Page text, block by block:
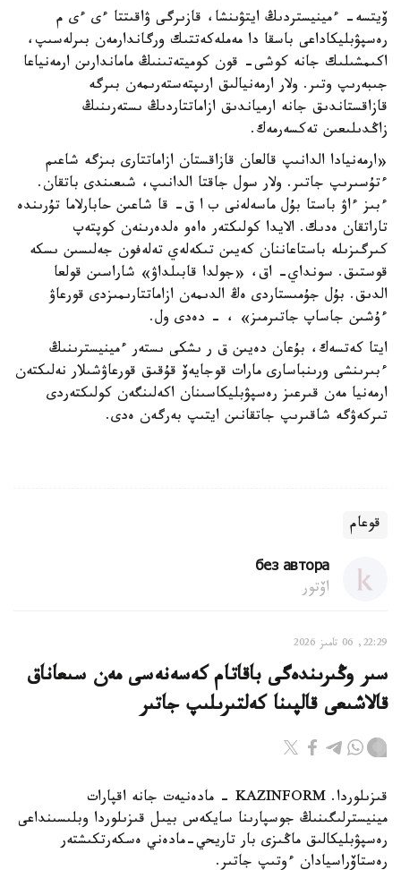
ۆيتسە- ءمينيستردىڭ ايتۋىنشا، قازىرگى ۋاقىتتا ءى ءى م
رەسپۋبليكاداعى باسقا دا مەملەكەتتىك ورگاندارمەن بىرلەسىپ،
اكىمشىلىك جانە كوشى- قون كوميتەتىنىڭ ماماندارىن ارمەنياعا
جىبەرىپ وتىر. ولار ارمەنيالىق ارىپتەستەرىمەن بىرگە
قازاقستاندىق جانە ارمياندىق ازاماتتاردىڭ ىستەرىنىڭ
زاڭدىلىعىن تەكسەرمەك.
«ارمەنيادا الدانىپ قالعان قازاقستان ازاماتتارى بىزگە شاعىم
ءتۇسىرىپ جاتىر. ولار سول جاقتا الدانىپ، شىعىندى باتقان.
ءبىز ءاۋ باستا بۇل ماسەلەنى ب ا ق- قا شاعىن حابارلاما تۇرىندە
تاراتقان ەدىك. الايدا كولىكتەر ەاەو ەلدەرىنەن كوپتەپ
كىرگىزىلە باستاعاننان كەيىن تىكەلەي تەلەفون جەلىسىن ىسكە
قوستىق. سونداي- اق، «جولدا قابىلداۋ» شاراسىن قولعا
الدىق. بۇل جۇمىستاردى ەڭ الدىمەن ازاماتتارىمىزدى قورعاۋ
ءۇشىن جاساپ جاتىرمىز» ، - دەدى ول.
ايتا كەتسەك، بۇعان دەيىن ق ر ىشكى ىستەر ءمينيسترىنىڭ
ءبىرىنشى ورىنباسارى مارات قوجايەۆ قۇقىق قورعاۋشىلار نەلىكتەن
ارمەنيا مەن قىرعىز رەسپۋبليكاسىنان اكەلىنگەن كولىكتەردى
تىركەۋگە شاقىرىپ جاتقانىن ايتىپ بەرگەن ەدى.
قوعام
без автора
اۆتور
22:29, 06 تامىز 2026
سىر وڭىرىندەگى باقاتام كەسەنەسى مەن سىعاناق
قالاشىعى قالپىنا كەلتىرىلىپ جاتىر
قىزىلوردا. KAZINFORM - مادەنيەت جانە اقپارات
مينيسترلىگىنىڭ جوسپارىنا سايكەس بيىل قىزىلوردا وبلىسىنداعى
رەسپۋبليكالىق ماڭىزى بار تاريحي-مادەني ەسكەرتكىشتەر
رەستاۆراسيادان ءوتىپ جاتىر.